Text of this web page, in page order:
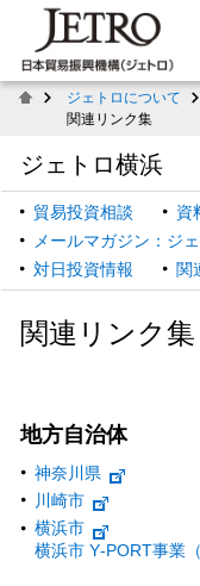
ジェトロについて
関連リンク集
ジェトロ横浜
貿易投資相談
資
メールマガジン：ジ
対日投資情報
関
関連リンク集
地方自治体
神奈川県
川崎市
横浜市
横浜市 Y‐PORT事業